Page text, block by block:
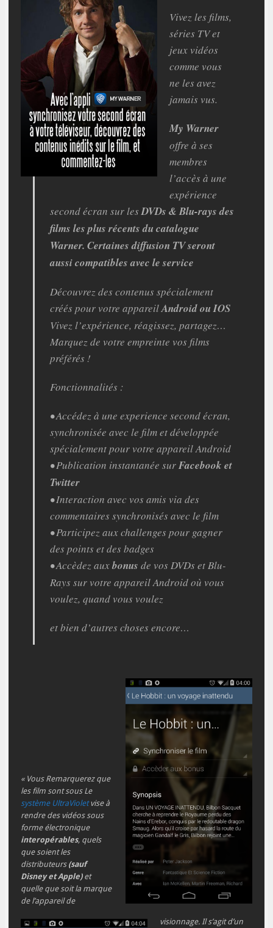
Vivez les films,
séries TV et
jeux vidéos
comme vous
ne les avez
jamais vus.
My Warner
offre à ses
membres
l’accès à une
expérience
second écran sur lesDVDs & Blu-rays des
films les plus récents du catalogue
Warner. Certaines diffusion TV seront
aussi compatibles avec le service
Découvrez des contenus spécialement
créés pour votre appareilAndroid ou IOS
Vivez l’expérience, réagissez, partagez…
Marquez de votre empreinte vos films
préférés !
Fonctionnalités :
• Accédez à une experience second écran,
synchronisée avec le film et développée
spécialement pour votre appareil Android
• Publication instantanée surFacebook et
Twitter
• Interaction avec vos amis via des
commentaires synchronisés avec le film
• Participez aux challenges pour gagner
des points et des badges
• Accèdez auxbonus de vos DVDs et Blu-
Rays sur votre appareil Android où vous
voulez, quand vous voulez
et bien d’autres choses encore…
« Vous Remarquerez que
les film sont sous Le
système UltraVioletvise à
rendre des vidéos sous
forme électronique
interopérables, quels
que soient les
distributeurs (sauf
Disney et Apple)et
quelle que soit la marque
de l’appareil de
visionnage. Il s’agit d’un